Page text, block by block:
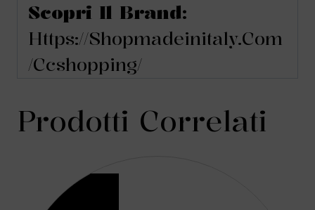
Scopri Il Brand:
Https://shopmadeinitaly.com
/ccshopping/
Prodotti Correlati